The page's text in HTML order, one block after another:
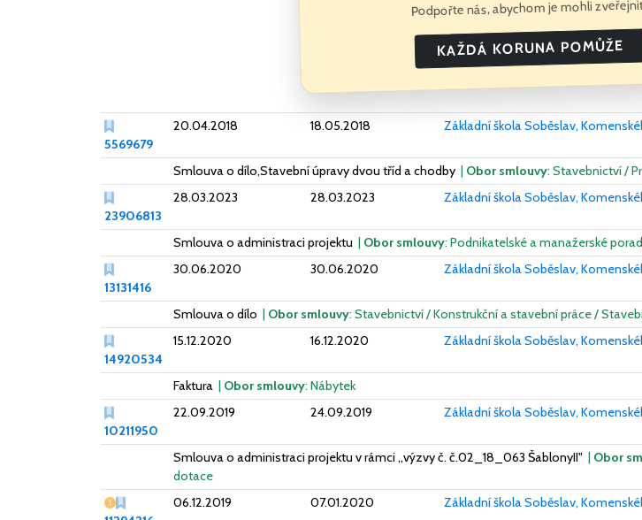
Podpořte nás, abychom je mohli
KAŽDÁ KORUNA POMŮŽE
5569679
20.04.2018 18.05.2018 Základní škola Soběslav,
Smlouva o dílo,Stavební úpravy dvou tříd a chodby | Obor smlouvy: Stavebnictví /
23906813
28.03.2023 28.03.2023 Základní škola Soběslav,
Smlouva o administraci projektu | Obor smlouvy: Podnikatelské a manažerské
13131416
30.06.2020 30.06.2020 Základní škola Soběslav,
Smlouva o dílo | Obor smlouvy: Stavebnictví / Konstrukční a stavební práce /
14920534
15.12.2020 16.12.2020 Základní škola Soběslav,
Faktura | Obor smlouvy: Nábytek
10211950
22.09.2019 24.09.2019 Základní škola Soběslav,
Smlouva o administraci projektu v rámci ,,výzvy č. č.02_18_063 ŠablonyII" | Obor
dotace
Vážný nedostatek
06.12.2019 07.01.2020 Základní škola Soběslav,